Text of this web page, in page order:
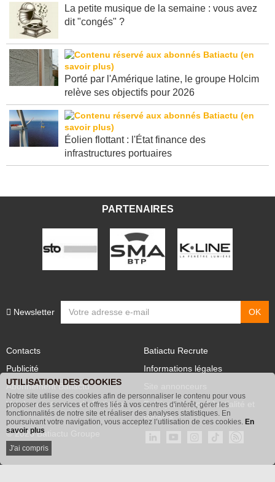
La petite musique de la semaine : vous avez
Porté par l'Amérique latine, le groupe Holcim
Éolien flottant : l'État finance des
Publicité
Abonnement Batiactu
Voir les contenus+ de Batiactu
Site annonceurs
Politique de confidentialité et
cookies
© 2026 Batiactu Groupe
UTILISATION DES COOKIES
Notre site utilise des cookies afin de personnaliser le contenu pour vous
proposer des services et offres liés à vos centres d'intérêt, gérer les
fonctionnalités de notre site et réaliser des analyses statistiques. En
poursuivant votre navigation, vous acceptez l’utilisation de ces cookies. En
savoir plus
J'ai compris